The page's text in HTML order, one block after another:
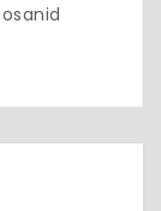
una